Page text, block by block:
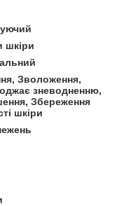
шкіри
Зволоження,
зневодненню,
Збереження
шкіри